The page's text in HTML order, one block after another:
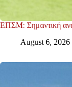
ΕΠΣΜ: Σημαντική
August 6, 2026